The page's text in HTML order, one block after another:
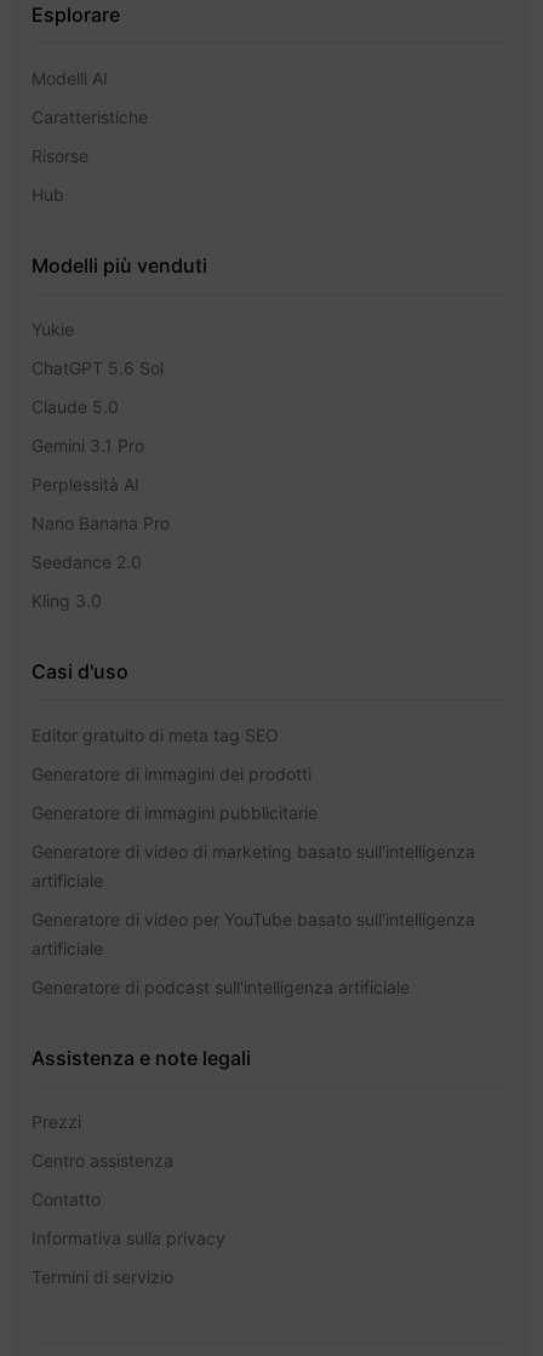
Esplorare
Modelli AI
Caratteristiche
Risorse
Hub
Modelli più venduti
Yukie
ChatGPT 5.6 Sol
Claude 5.0
Gemini 3.1 Pro
Perplessità AI
Nano Banana Pro
Seedance 2.0
Kling 3.0
Casi d'uso
Editor gratuito di meta tag SEO
Generatore di immagini dei prodotti
Generatore di immagini pubblicitarie
Generatore di video di marketing basato sull'intelligenza
artificiale
Generatore di video per YouTube basato sull'intelligenza
artificiale
Generatore di podcast sull'intelligenza artificiale
Assistenza e note legali
Prezzi
Centro assistenza
Contatto
Informativa sulla privacy
Termini di servizio